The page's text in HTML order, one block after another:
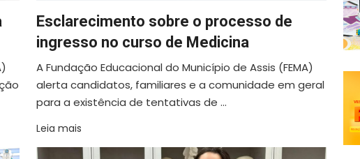
Esclarecimento sobre o processo de
ingresso no curso de Medicina
A Fundação Educacional do Município de Assis (FEMA)
alerta candidatos, familiares e a comunidade em geral
para a existência de tentativas de ...
Leia mais